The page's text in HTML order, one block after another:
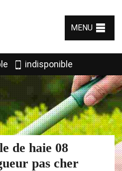
MENU
indisponible
de haie 08
pas cher